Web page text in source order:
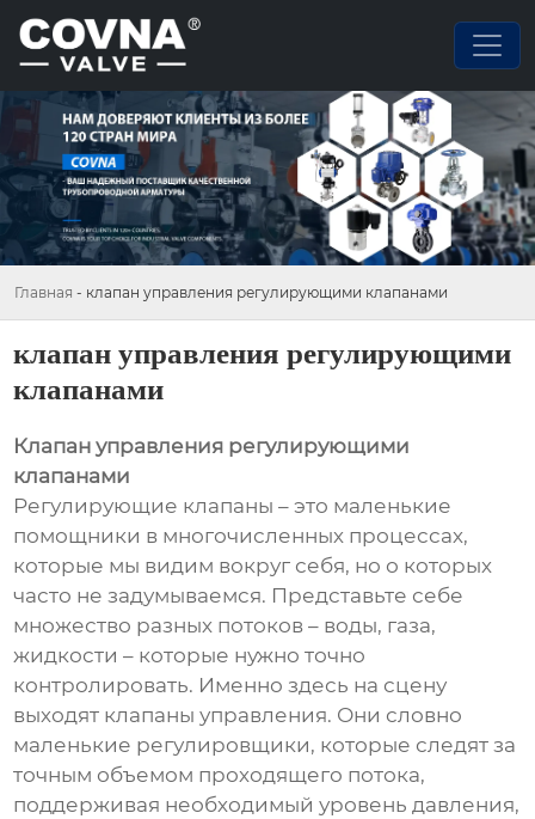
Главная - клапан управления регулирующими клапанами
клапан управления регулирующими
клапанами
Клапан управления регулирующими
клапанами
Регулирующие клапаны – это маленькие
помощники в многочисленных процессах,
которые мы видим вокруг себя, но о которых
часто не задумываемся. Представьте себе
множество разных потоков – воды, газа,
жидкости – которые нужно точно
контролировать. Именно здесь на сцену
выходят клапаны управления. Они словно
маленькие регулировщики, которые следят за
точным объемом проходящего потока,
поддерживая необходимый уровень давления,